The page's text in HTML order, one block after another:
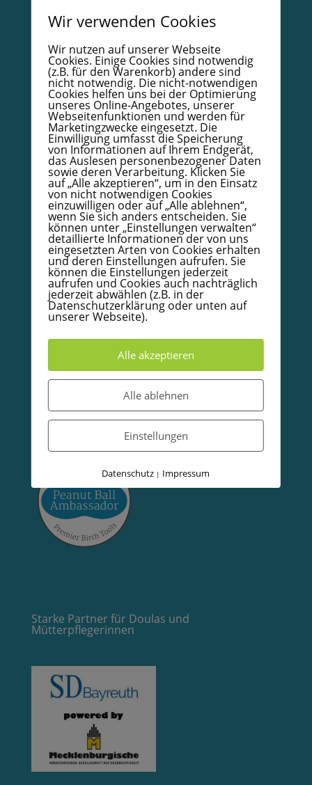
Vertrag widerrufen
Datenschutzerklärung
Impressum
AGB
Kodex
Papierzertifikat mit Goldrand – Bestellformular
Infoboard Absolventen
Doula/Mütterpflege/Babycoach
Unterkünfte in und um Warendorf
© 2020-2026 Babycoachakademie.de, Inh. Detlef
Wallow. Alle Rechte vorbehalten
Partner und Empfehlungen
Starke Partner für Doulas und
Mütterpflegerinnen
Wir verwenden Cookies
Wir nutzen auf unserer Webseite
Cookies. Einige Cookies sind notwendig
(z.B. für den Warenkorb) andere sind
nicht notwendig. Die nicht-notwendigen
Cookies helfen uns bei der Optimierung
unseres Online-Angebotes, unserer
Webseitenfunktionen und werden für
Marketingzwecke eingesetzt. Die
Einwilligung umfasst die Speicherung
von Informationen auf Ihrem Endgerät,
das Auslesen personenbezogener Daten
sowie deren Verarbeitung. Klicken Sie
auf „Alle akzeptieren“, um in den Einsatz
von nicht notwendigen Cookies
einzuwilligen oder auf „Alle ablehnen“,
wenn Sie sich anders entscheiden. Sie
können unter „Einstellungen verwalten“
detaillierte Informationen der von uns
eingesetzten Arten von Cookies erhalten
und deren Einstellungen aufrufen. Sie
können die Einstellungen jederzeit
aufrufen und Cookies auch nachträglich
jederzeit abwählen (z.B. in der
Datenschutzerklärung oder unten auf
unserer Webseite).
Alle akzeptieren
Alle ablehnen
Einstellungen
Datenschutz | Impressum